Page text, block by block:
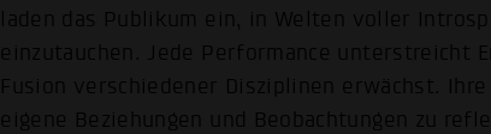
laden das Publikum ein, in Welten voller
einzutauchen. Jede Performance unterstreicht
Fusion verschiedener Disziplinen erwächst.
eigene Beziehungen und Beobachtungen zu